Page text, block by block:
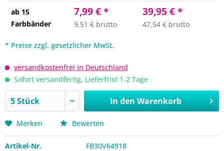
ab 15
Farbbänder
7,99 € *
9,51 € brutto
39,95 € *
47,54 € brutto
* Preise zzgl. gesetzlicher MwSt.
versandkostenfrei in Deutschland
Sofort versandfertig, Lieferfrist 1-2 Tage
In den Warenkorb
Merken Bewerten
Artikel-Nr.
FB30V64918